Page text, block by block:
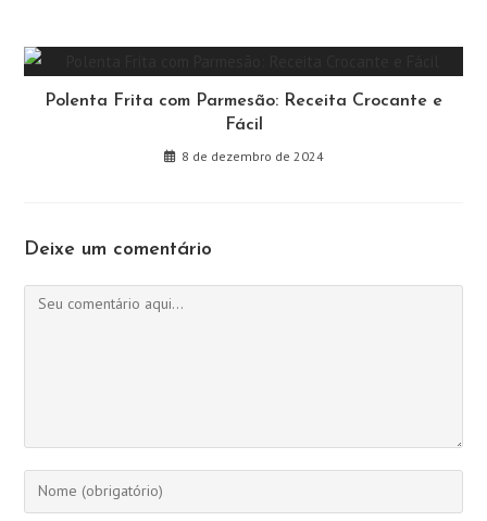
Polenta Frita com Parmesão: Receita Crocante e
Fácil
8 de dezembro de 2024
Deixe um comentário
Comentário
Digite
seu